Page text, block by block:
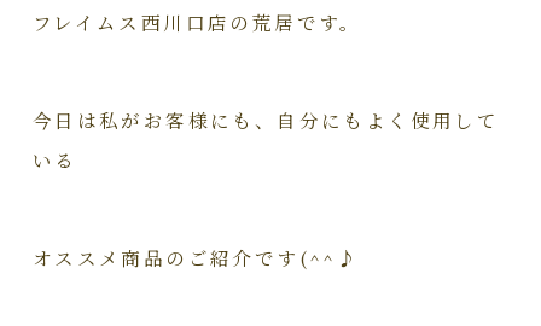
フレイムス西川口店の荒居です。
今日は私がお客様にも、自分にもよく使用して
いる
オススメ商品のご紹介です(^^♪